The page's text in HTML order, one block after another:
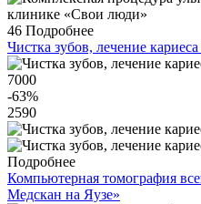
46 Подробнее
Чистка зубов, лечение
7000
-63%
2590
Подробнее
Компьютерная томография
Медскан на Яузе»